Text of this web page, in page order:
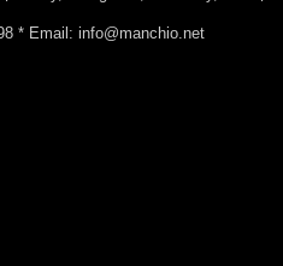
* Email: info@manchio.net